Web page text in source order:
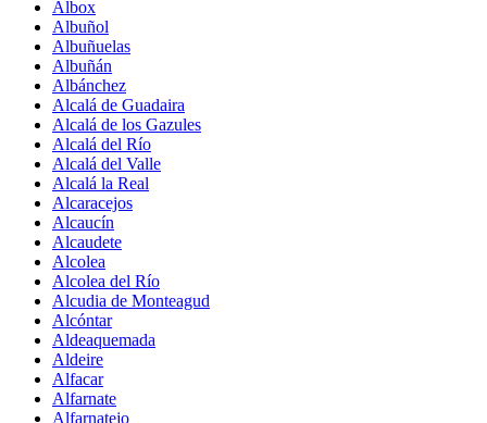
Albox
Albuñol
Albuñuelas
Albuñán
Albánchez
Alcalá de Guadaira
Alcalá de los Gazules
Alcalá del Río
Alcalá del Valle
Alcalá la Real
Alcaracejos
Alcaucín
Alcaudete
Alcolea
Alcolea del Río
Alcudia de Monteagud
Alcóntar
Aldeaquemada
Aldeire
Alfacar
Alfarnate
Alfarnatejo